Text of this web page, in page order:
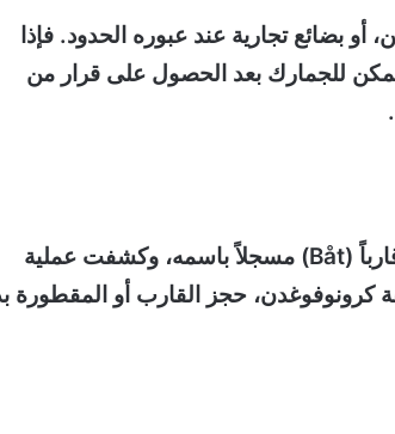
بضائع تجارية عند عبوره الحدود. فإذا
يمكن للجمارك بعد الحصول على قرار من
إذا كان أحد الأشخاص يعبر الحدود وهو يجر مقطورة (Släp) أو ينقل قارباً (Båt) مسجلاً باسمه، وكشفت عملية
كرونوفوغدن، حجز القارب أو المقطورة